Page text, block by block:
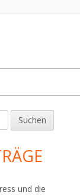
und die